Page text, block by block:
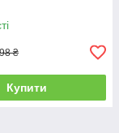
₴
Купити